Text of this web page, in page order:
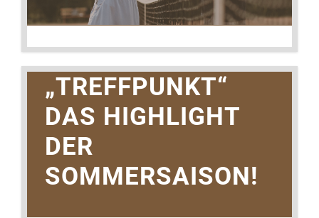
„TREFFPUNKT“
DAS HIGHLIGHT
DER
SOMMERSAISON!